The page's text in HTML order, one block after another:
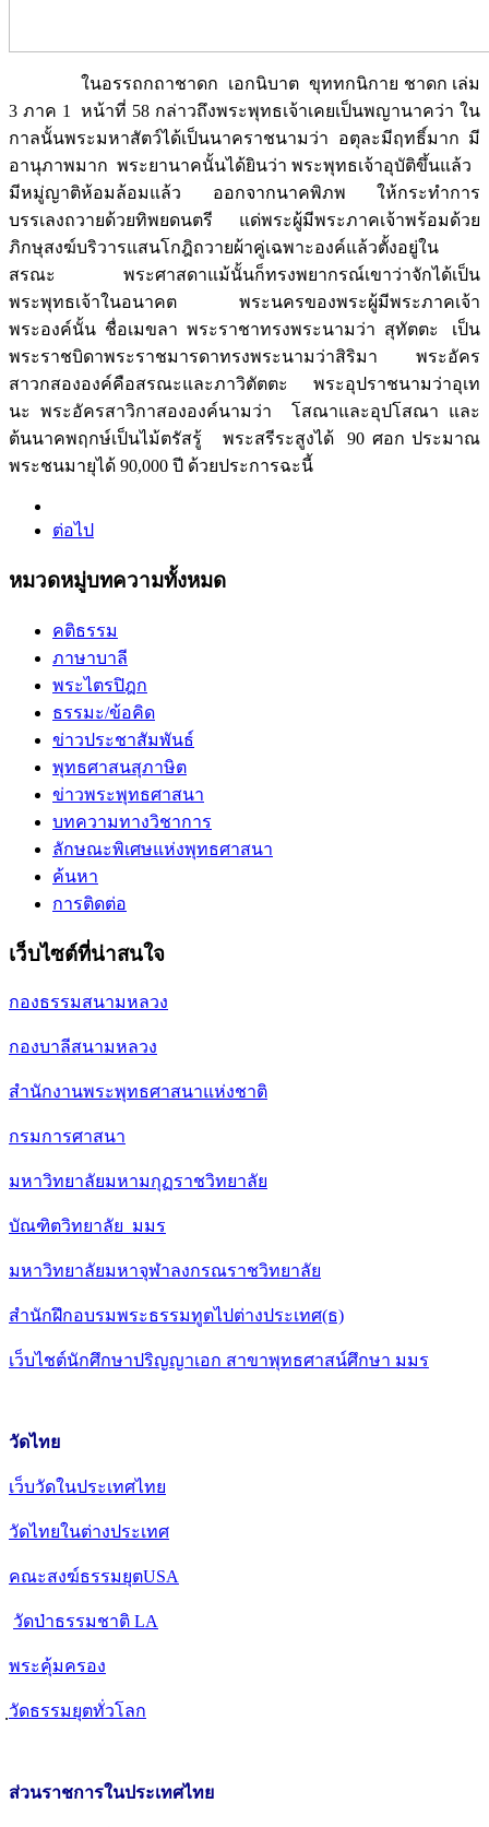
ในอรรถกถาชาดก เอกนิบาต ขุททกนิกาย ชาดก เล่ม
3 ภาค 1 หน้าที่ 58 กล่าวถึงพระพุทธเจ้าเคยเป็นพญานาคว่า ใน
กาลนั้นพระมหาสัตว์ได้เป็นนาคราชนามว่า อตุละมีฤทธิ์มาก มี
อานุภาพมาก พระยานาคนั้นได้ยินว่า พระพุทธเจ้าอุบัติขึ้นแล้ว
มีหมู่ญาติห้อมล้อมแล้ว ออกจากนาคพิภพ ให้กระทำการ
บรรเลงถวายด้วยทิพยดนตรี แด่พระผู้มีพระภาคเจ้าพร้อมด้วย
ภิกษุสงฆ์บริวารแสนโกฎิถวายผ้าคู่เฉพาะองค์แล้วตั้งอยู่ใน
สรณะ พระศาสดาแม้นั้นก็ทรงพยากรณ์เขาว่าจักได้เป็น
พระพุทธเจ้าในอนาคต พระนครของพระผู้มีพระภาคเจ้า
พระองค์นั้น ชื่อเมขลา พระราชาทรงพระนามว่า สุทัตตะ เป็น
พระราชบิดาพระราชมารดาทรงพระนามว่าสิริมา พระอัคร
สาวกสององค์คือสรณะและภาวิตัตตะ พระอุปราชนามว่าอุเท
นะ พระอัครสาวิกาสององค์นามว่า โสณาและอุปโสณา และ
ต้นนาคพฤกษ์เป็นไม้ตรัสรู้ พระสรีระสูงได้ 90 ศอก ประมาณ
พระชนมายุได้ 90,000 ปี ด้วยประการฉะนี้
ต่อไป
หมวดหมู่บทความทั้งหมด
คติธรรม
ภาษาบาลี
พระไตรปิฎก
ธรรมะ/ข้อคิด
ข่าวประชาสัมพันธ์
พุทธศาสนสุภาษิต
ข่าวพระพุทธศาสนา
บทความทางวิชาการ
ลักษณะพิเศษแห่งพุทธศาสนา
ค้นหา
การติดต่อ
เว็บไซต์ที่น่าสนใจ
กองธรรมสนามหลวง
กองบาลีสนามหลวง
สำนักงานพระพุทธศาสนาแห่งชาติ
กรมการศาสนา
มหาวิทยาลัยมหามกุฏราชวิทยาลัย
บัณฑิตวิทยาลัย มมร
มหาวิทยาลัยมหาจุฬาลงกรณราชวิทยาลัย
สำนักฝึกอบรมพระธรรมทูตไปต่างประเทศ(ธ)
เว็บไชต์นักศึกษาปริญญาเอก สาขาพุทธศาสน์ศึกษา มมร
วัดไทย
เว็บวัดในประเทศไทย
วัดไทยในต่างประเทศ
คณะสงฆ์ธรรมยุตUSA
วัดป่าธรรมชาติ LA
พระคุ้มครอง
วัดธรรมยุตทั่วโลก
ส่วนราชการในประเทศไทย